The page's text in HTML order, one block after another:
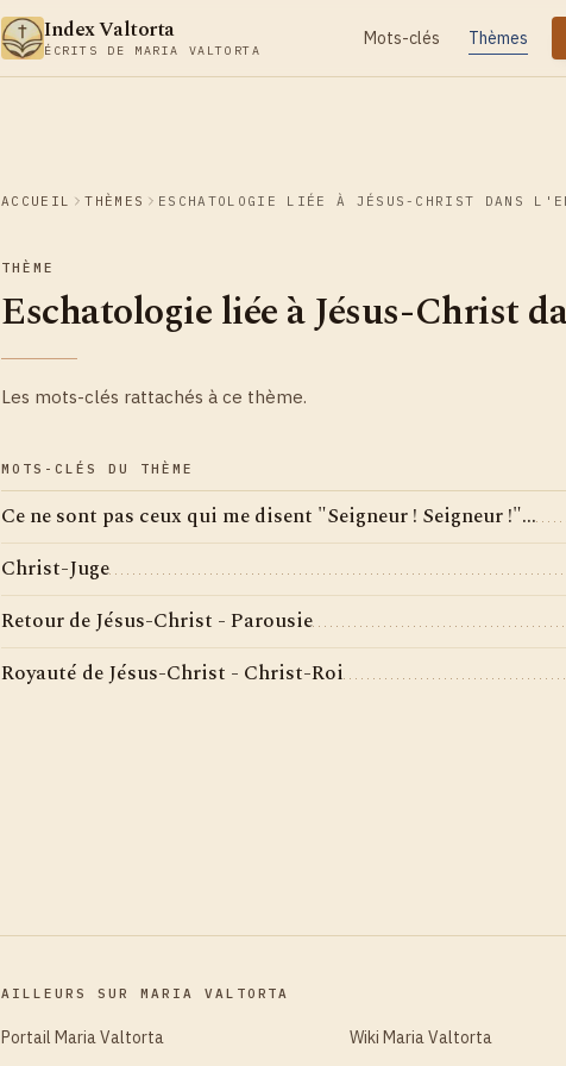
Index Valtorta
ÉCRITS DE MARIA VALTORTA
Mots-clés Thèmes
ACCUEIL THÈMES ESCHATOLOGIE LIÉE À JÉSUS-CHRIST DANS
THÈME
Eschatologie liée à Jésus-Christ
Les mots-clés rattachés à ce thème.
MOTS-CLÉS DU THÈME
Ce ne sont pas ceux qui me disent "Seigneur ! Seigneur !"...
Christ-Juge
Retour de Jésus-Christ - Parousie
Royauté de Jésus-Christ - Christ-Roi
AILLEURS SUR MARIA VALTORTA
Portail Maria Valtorta
Wiki Maria Valtorta